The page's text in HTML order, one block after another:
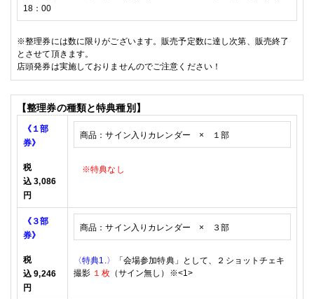
18 ：00
※整理券には数に限りがございます。販売予定数に達し次第、販売終了
とさせて頂きます。
店頭発券は実施しておりませんのでご注意ください！
【整理券の種類と特典種別】
《１部
券》
税
込 3,086
円
商品：サイン入りカレンダー × １部
※特典なし
《３部
券》
税
込 9,246
円
商品：サイン入りカレンダー × ３部
〈特典1 .〉
「会場参加特典」として、２ショットチェキ
撮影 １枚（サイン無し） ※<1>